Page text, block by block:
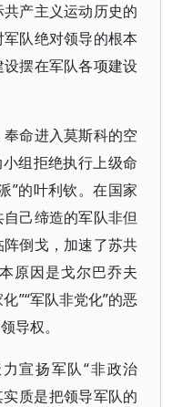
产主义运动历史的
队绝对领导的根本
摆在军队各项建设
奉命进入莫斯科的空
组拒绝执行上级命
”的叶利钦。在国家
己缔造的军队非但
倒戈，加速了苏共
原因是戈尔巴乔夫
”“军队非党化”的恶
导权。
宣扬军队“非政治
实质是把领导军队的